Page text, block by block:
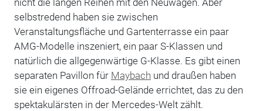
selbstredend haben sie zwischen
Veranstaltungsfläche und Gartenterrasse ein paar
AMG-Modelle inszeniert, ein paar S-Klassen und
natürlich die allgegenwärtige G-Klasse. Es gibt einen
separaten Pavillon für Maybach und draußen haben
sie ein eigenes Offroad-Gelände errichtet, das zu den
spektakulärsten in der Mercedes-Welt zählt.